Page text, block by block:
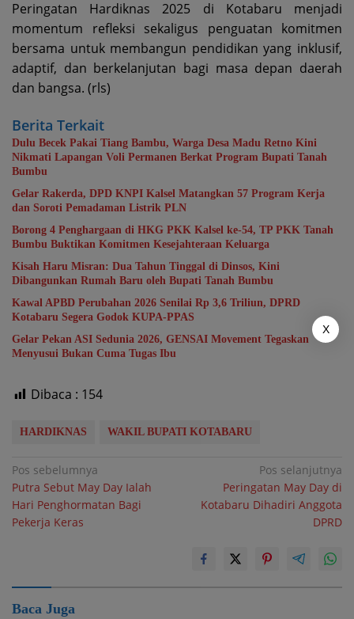
Peringatan Hardiknas 2025 di Kotabaru menjadi
momentum refleksi sekaligus penguatan komitmen
bersama untuk membangun pendidikan yang inklusif,
adaptif, dan berkelanjutan bagi masa depan daerah
dan bangsa. (rls)
Berita Terkait
Dulu Becek Pakai Tiang Bambu, Warga Desa Madu Retno Kini
Nikmati Lapangan Voli Permanen Berkat Program Bupati Tanah
Bumbu
Gelar Rakerda, DPD KNPI Kalsel Matangkan 57 Program Kerja
dan Soroti Pemadaman Listrik PLN
Borong 4 Penghargaan di HKG PKK Kalsel ke-54, TP PKK Tanah
Bumbu Buktikan Komitmen Kesejahteraan Keluarga
Kisah Haru Misran: Dua Tahun Tinggal di Dinsos, Kini
Dibangunkan Rumah Baru oleh Bupati Tanah Bumbu
Kawal APBD Perubahan 2026 Senilai Rp 3,6 Triliun, DPRD
Kotabaru Segera Godok KUPA-PPAS
Gelar Pekan ASI Sedunia 2026, GENSAI Movement Tegaskan
Menyusui Bukan Cuma Tugas Ibu
Dibaca : 154
HARDIKNAS WAKIL BUPATI KOTABARU
Navigasi
pos
Pos sebelumnya
Putra Sebut May Day Ialah
Hari Penghormatan Bagi
Pekerja Keras
Pos selanjutnya
Peringatan May Day di
Kotabaru Dihadiri Anggota
DPRD
Baca Juga
X